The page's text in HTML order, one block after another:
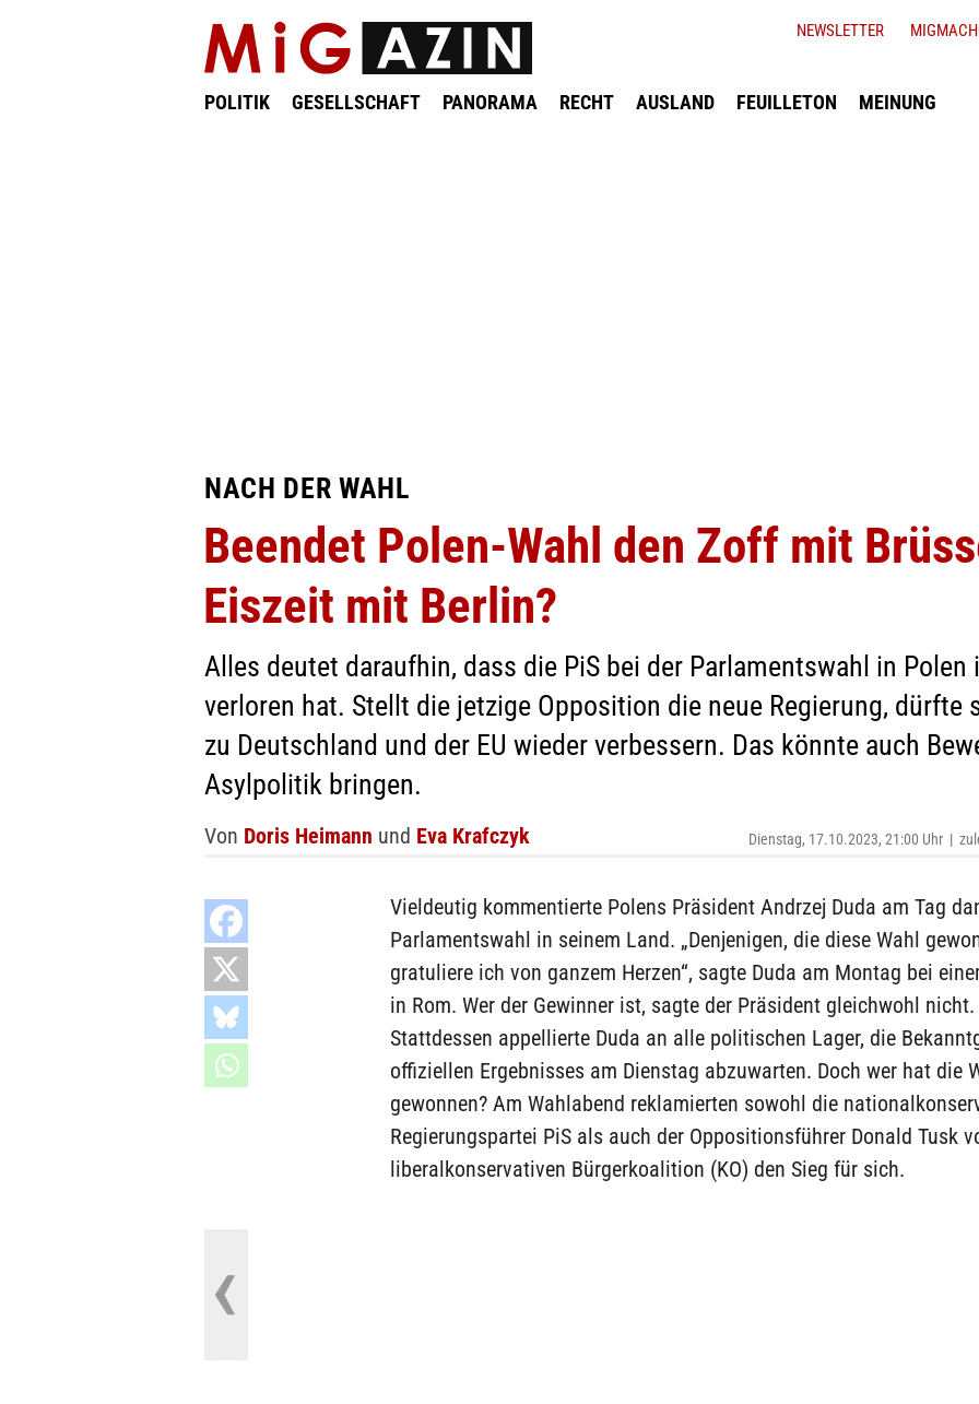
POLITIK GESELLSCHAFT PANORAMA RECHT AUSLAND FEUILLETON MEINUNG
NEWSLETTER
NACH DER WAHL
Beendet Polen-Wahl den Zoff mit
Eiszeit mit Berlin?
Alles deutet daraufhin, dass die PiS bei der Parlamentswahl in
verloren hat. Stellt die jetzige Opposition die neue Regierung, dürfte
zu Deutschland und der EU wieder verbessern. Das könnte auch
Asylpolitik bringen.
Von Doris Heimann und Eva Krafczyk Dienstag, 17.10.2023, 21:00 Uhr |
Vieldeutig kommentierte Polens Präsident Andrzej Duda am Tag
Parlamentswahl in seinem Land. „Denjenigen, die diese Wahl
gratuliere ich von ganzem Herzen“, sagte Duda am Montag bei
in Rom. Wer der Gewinner ist, sagte der Präsident gleichwohl nicht.
Stattdessen appellierte Duda an alle politischen Lager, die
offiziellen Ergebnisses am Dienstag abzuwarten. Doch wer hat die
gewonnen? Am Wahlabend reklamierten sowohl die
Regierungspartei PiS als auch der Oppositionsführer Donald Tusk
liberalkonservativen Bürgerkoalition (KO) den Sieg für sich.